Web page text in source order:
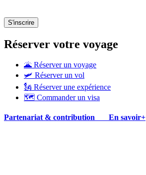
Réserver votre voyage
🌋 Réserver un voyage
🛩 Réserver un vol
🗽 Réserver une expérience
🗺 Commander un visa
Partenariat & contribution En savoir+